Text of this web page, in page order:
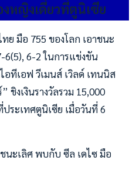
หญิงเดี่ยวที่ตูนิเซีย
ย มือ 755 ของโลก เอาชนะ
6(5), 6-2 ในการแข่งขัน
ทีเอฟ วีเมนส์ เวิลด์ เทนนิส
ชิงเงินรางวัลรวม 15,000
ระเทศตูนิเซีย เมื่อวันที่ 6
นะเลิศ พบกับ ซีล เดไซ มือ